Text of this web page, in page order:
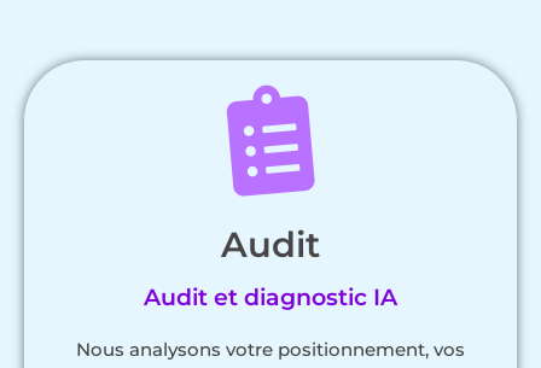
Audit
Audit et diagnostic IA
Nous analysons votre positionnement, vos